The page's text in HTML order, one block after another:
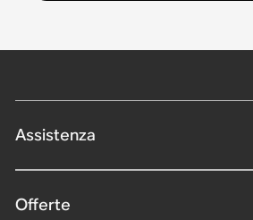
Assistenza
Offerte